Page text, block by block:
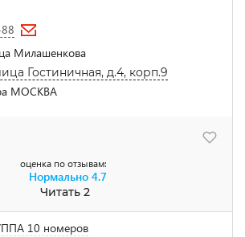
Милашенкова
Гостиничная, д.4, корп.9
МОСКВА
оценка по отзывам:
Нормально 4.7
Читать 2
10 номеров